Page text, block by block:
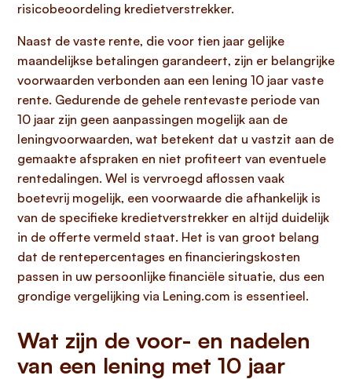
risicobeoordeling kredietverstrekker.
Naast de vaste rente, die voor tien jaar gelijke
maandelijkse betalingen garandeert, zijn er belangrijke
voorwaarden verbonden aan een lening 10 jaar vaste
rente. Gedurende de gehele rentevaste periode van
10 jaar zijn geen aanpassingen mogelijk aan de
leningvoorwaarden, wat betekent dat u vastzit aan de
gemaakte afspraken en niet profiteert van eventuele
rentedalingen. Wel is vervroegd aflossen vaak
boetevrij mogelijk, een voorwaarde die afhankelijk is
van de specifieke kredietverstrekker en altijd duidelijk
in de offerte vermeld staat. Het is van groot belang
dat de rentepercentages en financieringskosten
passen in uw persoonlijke financiële situatie, dus een
grondige vergelijking via Lening.com is essentieel.
Wat zijn de voor- en nadelen
van een lening met 10 jaar